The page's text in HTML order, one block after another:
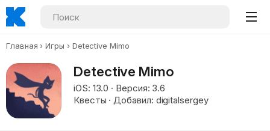
Главная Игры Detective Mimo
Detective Mimo
iOS: 13.0 · Версия: 3.6
Квесты · Добавил: digitalsergey